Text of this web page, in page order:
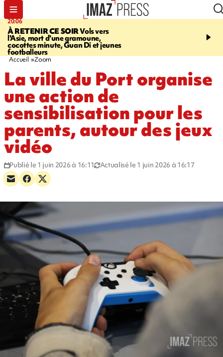
20:06
À RETENIR CE SOIRVols vers
l'Asie, mort d'une gramoune,
cocottes minute, Guan Di et jeunes
footballeurs
07:22
Squale condamné à
Accueil Zoom
La ville du Port organise
une action de
sensibilisation pour les
parents, autour des jeux
vidéo
Publié le 1 juin 2026 à 16:11 Actualisé le 1 juin 2026 à 16:17